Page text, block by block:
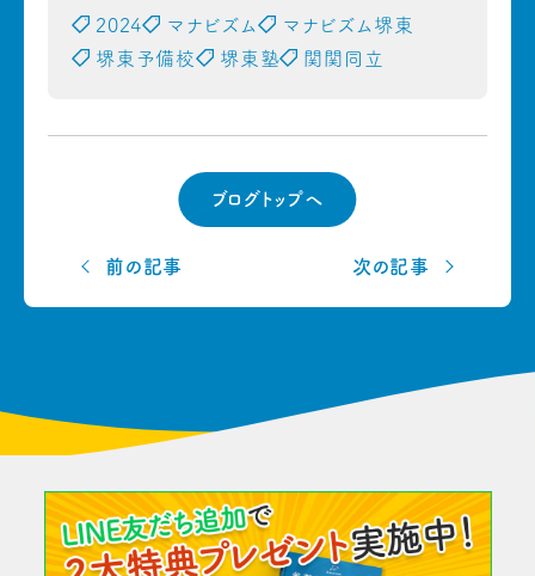
2024 マナビズム
マナビズム堺東
堺東予備校
堺東塾 関関同立
前の記事
ブログトップへ
次の記事